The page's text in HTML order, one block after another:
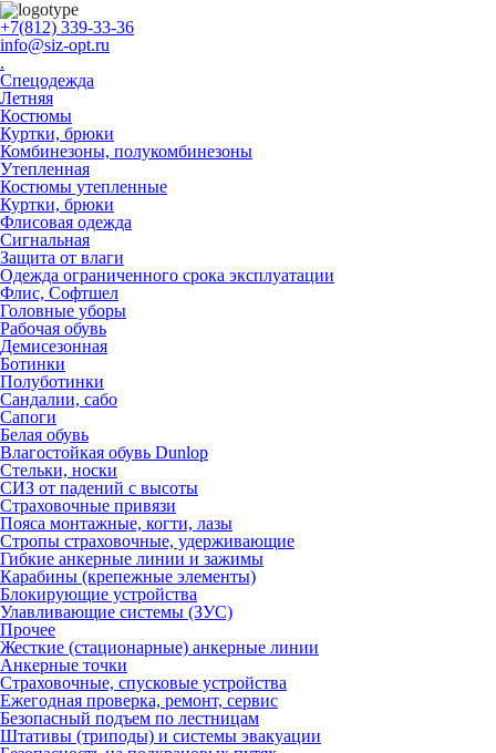
+7(812) 339-33-36
info@siz-opt.ru
.
Спецодежда
Летняя
Костюмы
Куртки, брюки
Комбинезоны, полукомбинезоны
Утепленная
Костюмы утепленные
Куртки, брюки
Флисовая одежда
Сигнальная
Защита от влаги
Одежда ограниченного срока эксплуатации
Флиc, Софтшел
Головные уборы
Рабочая обувь
Демисезонная
Ботинки
Полуботинки
Сандалии, сабо
Сапоги
Белая обувь
Влагостойкая обувь Dunlop
Стельки, носки
СИЗ от падений с высоты
Страховочные привязи
Пояса монтажные, когти, лазы
Стропы страховочные, удерживающие
Гибкие анкерные линии и зажимы
Карабины (крепежные элементы)
Блокирующие устройства
Улавливающие системы (ЗУС)
Прочее
Жесткие (стационарные) анкерные линии
Анкерные точки
Страховочные, спусковые устройства
Ежегодная проверка, ремонт, сервис
Безопасный подъем по лестницам
Штативы (триподы) и системы эвакуации